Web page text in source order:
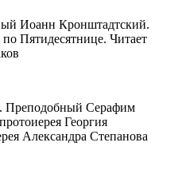
Иоанн Кронштадтский.
Пятидесятнице. Читает
Преподобный Серафим
Георгия
Александра Степанова